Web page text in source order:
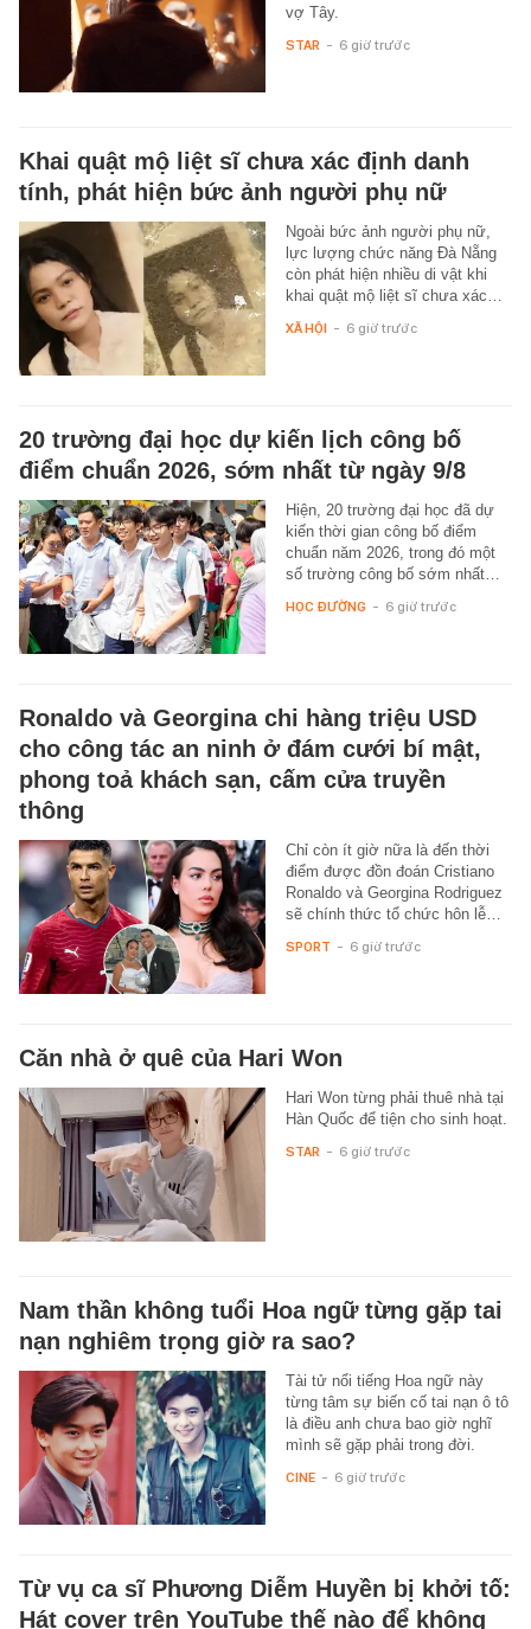
vợ Tây.
STAR - 6 giờ trước
Khai quật mộ liệt sĩ chưa xác định danh
tính, phát hiện bức ảnh người phụ nữ
Ngoài bức ảnh người phụ nữ,
lực lượng chức năng Đà Nẵng
còn phát hiện nhiều di vật khi
khai quật mộ liệt sĩ chưa xác…
XÃ HỘI - 6 giờ trước
20 trường đại học dự kiến lịch công bố
điểm chuẩn 2026, sớm nhất từ ngày 9/8
Hiện, 20 trường đại học đã dự
kiến thời gian công bố điểm
chuẩn năm 2026, trong đó một
số trường công bố sớm nhất…
HỌC ĐƯỜNG - 6 giờ trước
Ronaldo và Georgina chi hàng triệu USD
cho công tác an ninh ở đám cưới bí mật,
phong toả khách sạn, cấm cửa truyền
thông
Chỉ còn ít giờ nữa là đến thời
điểm được đồn đoán Cristiano
Ronaldo và Georgina Rodriguez
sẽ chính thức tổ chức hôn lễ…
SPORT - 6 giờ trước
Căn nhà ở quê của Hari Won
Hari Won từng phải thuê nhà tại
Hàn Quốc để tiện cho sinh hoạt.
STAR - 6 giờ trước
Nam thần không tuổi Hoa ngữ từng gặp tai
nạn nghiêm trọng giờ ra sao?
Tài tử nổi tiếng Hoa ngữ này
từng tâm sự biến cố tai nạn ô tô
là điều anh chưa bao giờ nghĩ
mình sẽ gặp phải trong đời.
CINE - 6 giờ trước
Từ vụ ca sĩ Phương Diễm Huyền bị khởi tố:
Hát cover trên YouTube thế nào để không